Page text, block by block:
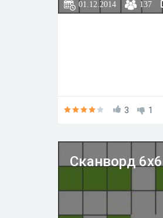
01.12.2014 137
3 1
Сканворд 6х6